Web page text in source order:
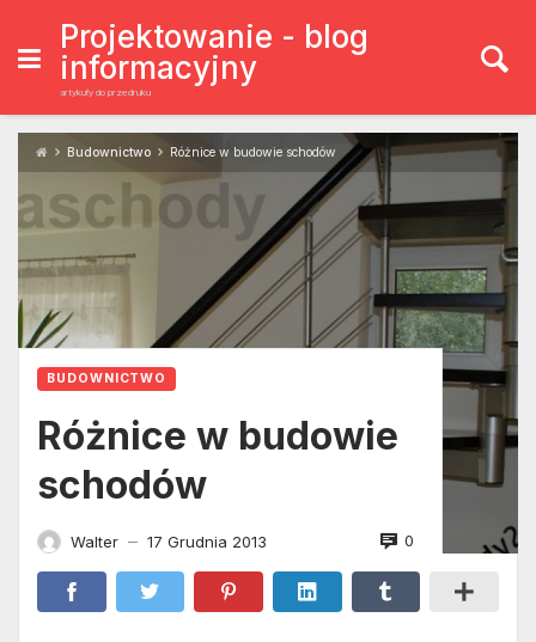
content
Projektowanie - blog
informacyjny
artykuły do przedruku
Budownictwo Różnice w budowie schodów
BUDOWNICTWO
Różnice w budowie
schodów
Walter — 17 Grudnia 2013 0